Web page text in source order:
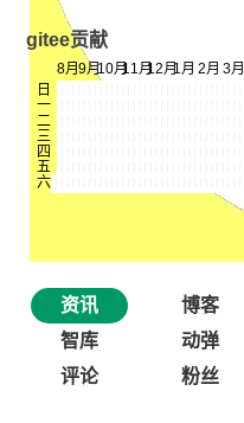
gitee贡献
资讯 博客
智库
动弹
评论
粉丝